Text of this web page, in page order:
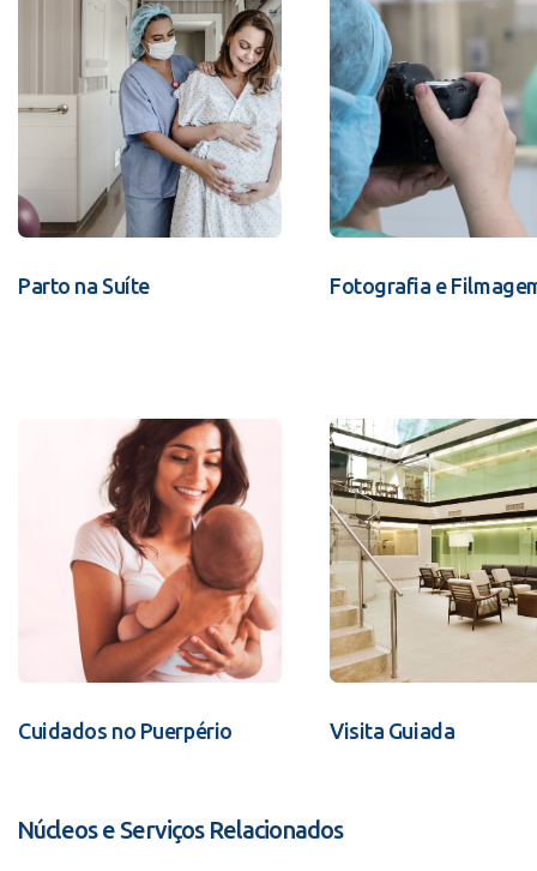
Parto na Suíte Fotografia e
Cuidados no Puerpério Visita Guiada
Núcleos e Serviços Relacionados